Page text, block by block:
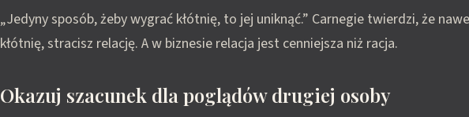
„Jedyny sposób, żeby wygrać kłótnię, to jej uniknąć.” Carnegie twierdzi, że
kłótnię, stracisz relację. A w biznesie relacja jest cenniejsza niż racja.
Okazuj szacunek dla poglądów drugiej osoby